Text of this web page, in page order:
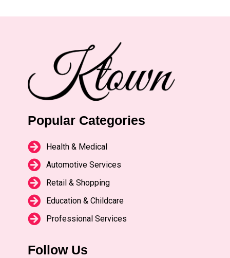
Popular Categories
Health & Medical
Automotive Services
Retail & Shopping
Education & Childcare
Professional Services
Follow Us